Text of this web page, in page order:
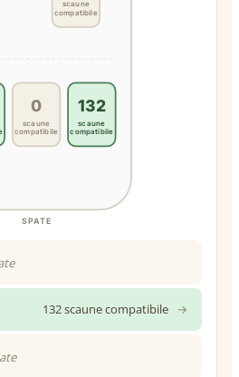
SPATE
scaune
compatibile
0
scaune
compatibile
132
scaune
compatibile
132 scaune compatibile →